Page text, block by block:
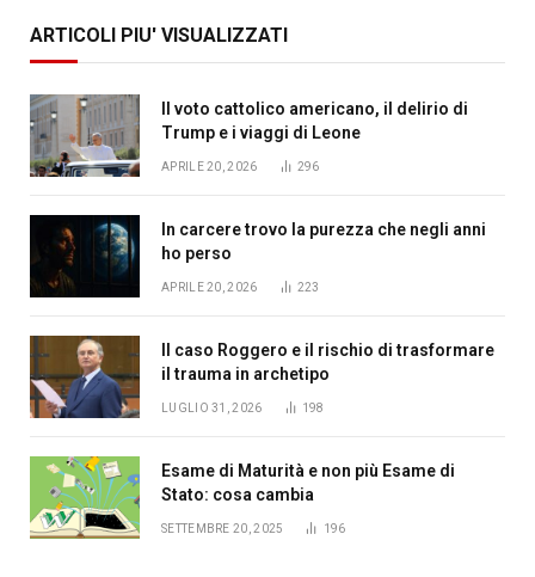
ARTICOLI PIU' VISUALIZZATI
Il voto cattolico americano, il delirio di
Trump e i viaggi di Leone
APRILE 20, 2026 296
In carcere trovo la purezza che negli anni
ho perso
APRILE 20, 2026 223
Il caso Roggero e il rischio di trasformare
il trauma in archetipo
LUGLIO 31, 2026 198
Esame di Maturità e non più Esame di
Stato: cosa cambia
SETTEMBRE 20, 2025 196